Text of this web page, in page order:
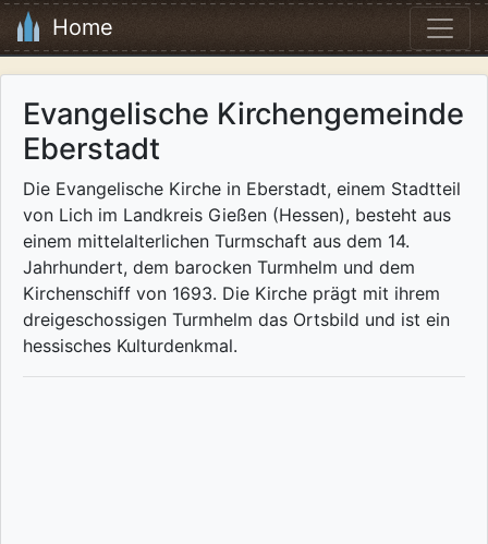
Home
Evangelische Kirchengemeinde
Eberstadt
Die Evangelische Kirche in Eberstadt, einem Stadtteil
von Lich im Landkreis Gießen (Hessen), besteht aus
einem mittelalterlichen Turmschaft aus dem 14.
Jahrhundert, dem barocken Turmhelm und dem
Kirchenschiff von 1693. Die Kirche prägt mit ihrem
dreigeschossigen Turmhelm das Ortsbild und ist ein
hessisches Kulturdenkmal.